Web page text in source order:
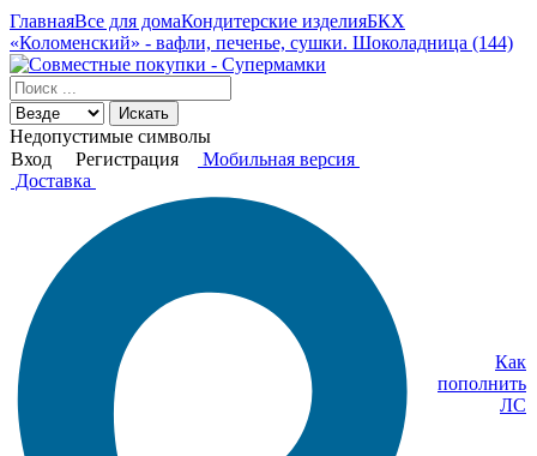
ГлавнаяВсе для домаКондитерские изделияБКХ
«Коломенский» - вафли, печенье, сушки. Шоколадница (144)
Искать
Недопустимые символы
Вход
Регистрация
Мобильная версия
Доставка
Как
пополнить
ЛС